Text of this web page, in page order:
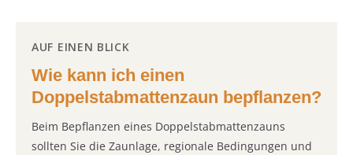
AUF EINEN BLICK
Wie kann ich einen
Doppelstabmattenzaun bepflanzen?
Beim Bepflanzen eines Doppelstabmattenzauns
sollten Sie die Zaunlage, regionale Bedingungen und